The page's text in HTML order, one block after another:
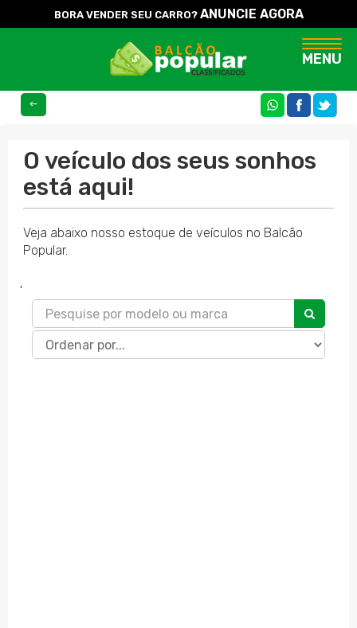
BORA VENDER SEU CARRO? ANUNCIE AGORA
MENU
O veículo dos seus sonhos
está aqui!
Veja abaixo nosso estoque de veículos no Balcão
Popular.
'